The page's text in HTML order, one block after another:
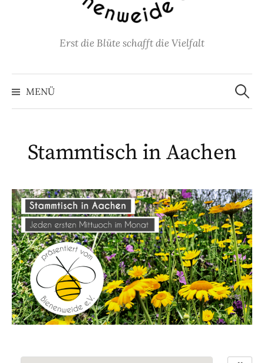
Erst die Blüte schafft die Vielfalt
MENÜ
Suche
nach:
Stammtisch in Aachen